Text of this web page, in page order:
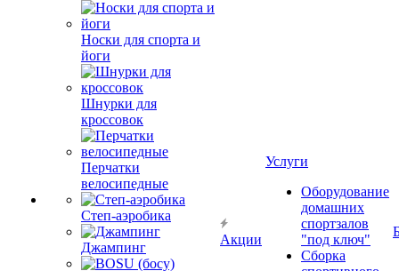
Носки для спорта и
йоги
Шнурки для
кроссовок
Перчатки
велосипедные
Степ-аэробика
Джампинг
Акции
Услуги
Оборудование
домашних
спортзалов
"под ключ"
Сборка